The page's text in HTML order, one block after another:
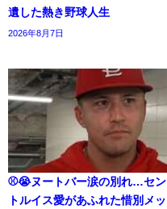
遺した熱き野球人生
2026年8月7日
⚾😭ヌートバー涙の別れ…セン
トルイス愛があふれた惜別メッ